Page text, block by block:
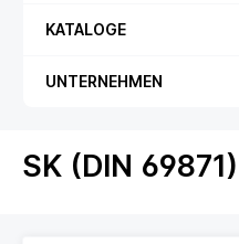
KATALOGE
UNTERNEHMEN
SK (DIN 69871)